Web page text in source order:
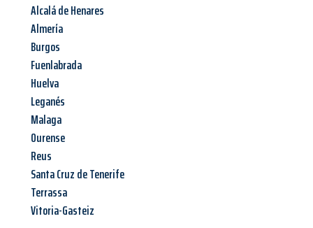
Alcalá de Henares
Almería
Burgos
Fuenlabrada
Huelva
Leganés
Malaga
Ourense
Reus
Santa Cruz de Tenerife
Terrassa
Vitoria-Gasteiz